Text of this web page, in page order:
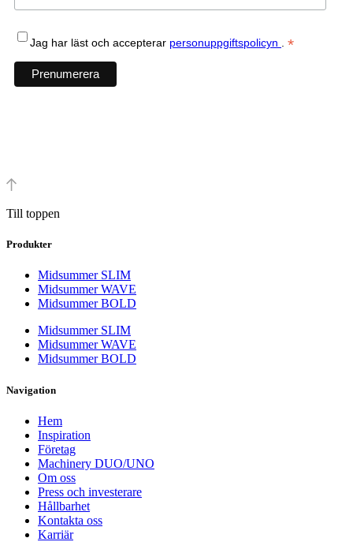
Jag har läst och accepterar personuppgiftspolicyn *
Till toppen
Produkter
Midsummer SLIM
Midsummer WAVE
Midsummer BOLD
Midsummer SLIM
Midsummer WAVE
Midsummer BOLD
Navigation
Hem
Inspiration
Företag
Machinery DUO/UNO
Om oss
Press och investerare
Hållbarhet
Kontakta oss
Karriär